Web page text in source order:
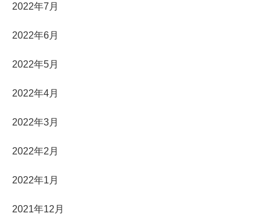
2022年7月
2022年6月
2022年5月
2022年4月
2022年3月
2022年2月
2022年1月
2021年12月